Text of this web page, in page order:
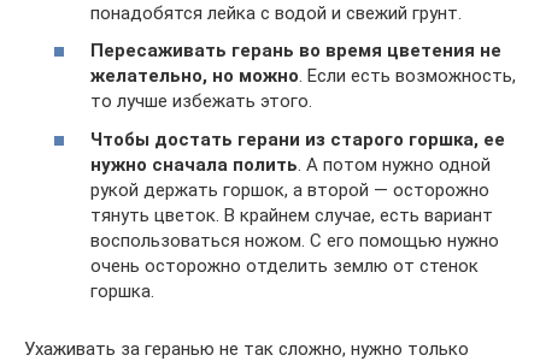
понадобятся лейка с водой и свежий грунт.
Пересаживать герань во время цветения не
желательно, но можно. Если есть возможность,
то лучше избежать этого.
Чтобы достать герани из старого горшка, ее
нужно сначала полить . А потом нужно одной
рукой держать горшок, а второй — осторожно
тянуть цветок. В крайнем случае, есть вариант
воспользоваться ножом. С его помощью нужно
очень осторожно отделить землю от стенок
горшка.
Ухаживать за геранью не так сложно, нужно только